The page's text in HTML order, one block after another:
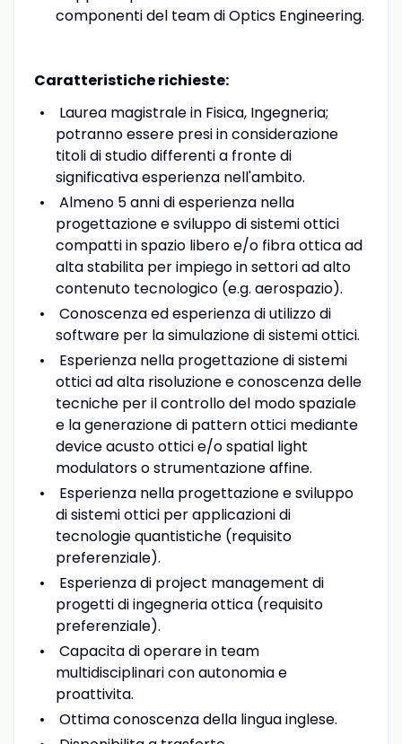
componenti del team di Optics Engineering.
Caratteristiche richieste:
Laurea magistrale in Fisica, Ingegneria;
potranno essere presi in considerazione
titoli di studio differenti a fronte di
significativa esperienza nell'ambito.
Almeno 5 anni di esperienza nella
progettazione e sviluppo di sistemi ottici
compatti in spazio libero e/o fibra ottica ad
alta stabilita per impiego in settori ad alto
contenuto tecnologico (e.g. aerospazio).
Conoscenza ed esperienza di utilizzo di
software per la simulazione di sistemi ottici.
Esperienza nella progettazione di sistemi
ottici ad alta risoluzione e conoscenza delle
tecniche per il controllo del modo spaziale
e la generazione di pattern ottici mediante
device acusto ottici e/o spatial light
modulators o strumentazione affine.
Esperienza nella progettazione e sviluppo
di sistemi ottici per applicazioni di
tecnologie quantistiche (requisito
preferenziale).
Esperienza di project management di
progetti di ingegneria ottica (requisito
preferenziale).
Capacita di operare in team
multidisciplinari con autonomia e
proattivita.
Ottima conoscenza della lingua inglese.